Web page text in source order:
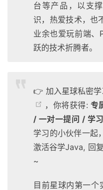
台等产品，以支
识，热爱技术，也
业余也爱玩前端
跃的技术折腾者。
👉 加入星球私密学
，你将获得:专
/ 一对一提问 / 学
学习的小伙伴一起
激活谷学Java, 回
~
目前星球内第一个